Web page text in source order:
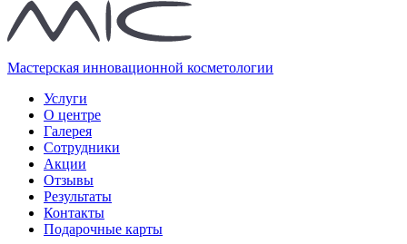
Мастерская инновационной косметологии
Услуги
О центре
Галерея
Сотрудники
Акции
Отзывы
Результаты
Контакты
Подарочные карты